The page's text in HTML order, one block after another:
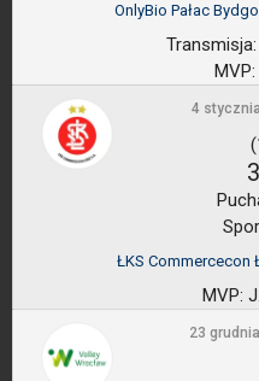
OnlyBio Pałac
Transmisja:
MVP:
4
3
ŁKS Commercecon
MVP:
23